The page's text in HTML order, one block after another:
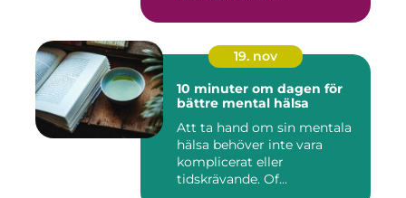
19. nov
10 minuter om dagen för
bättre mental hälsa
Att ta hand om sin mentala
hälsa behöver inte vara
komplicerat eller
tidskrävande. Of...